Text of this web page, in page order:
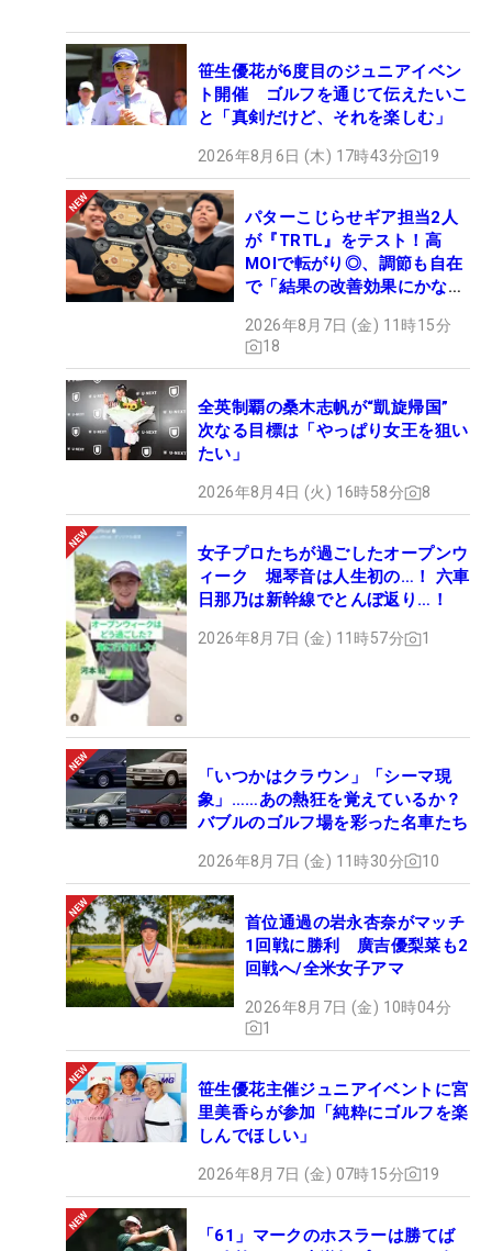
笹生優花が6度目のジュニアイベン
ト開催 ゴルフを通じて伝えたいこ
と「真剣だけど、それを楽しむ」
2026年8月6日 (木) 17時43分 19
パターこじらせギア担当2人
が『TRTL』をテスト！高
MOIで転がり◎、調節も自在
で「結果の改善効果にかなり
2026年8月7日 (金) 11時15分
18
全英制覇の桑木志帆が“凱旋帰国”
次なる目標は「やっぱり女王を狙い
たい」
2026年8月4日 (火) 16時58分 8
女子プロたちが過ごしたオープンウ
ィーク 堀琴音は人生初の…！ 六車
日那乃は新幹線でとんぼ返り…！
2026年8月7日 (金) 11時57分 1
「いつかはクラウン」「シーマ現
象」……あの熱狂を覚えているか？
バブルのゴルフ場を彩った名車たち
2026年8月7日 (金) 11時30分 10
首位通過の岩永杏奈がマッチ
1回戦に勝利 廣吉優梨菜も2
回戦へ/全米女子アマ
2026年8月7日 (金) 10時04分
1
笹生優花主催ジュニアイベントに宮
里美香らが参加「純粋にゴルフを楽
しんでほしい」
2026年8月7日 (金) 07時15分 19
「61」マークのホスラーは勝てば